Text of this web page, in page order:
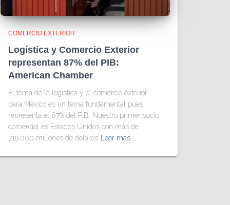
COMERCIO EXTERIOR
Logística y Comercio Exterior
representan 87% del PIB:
American Chamber
El tema de la logística y el comercio exterior
para México es un tema fundamental pues
representa el 87% del PIB. Nuestro primer socio
comercial es Estados Unidos con más de
719,000 millones de dólares
Leer más…